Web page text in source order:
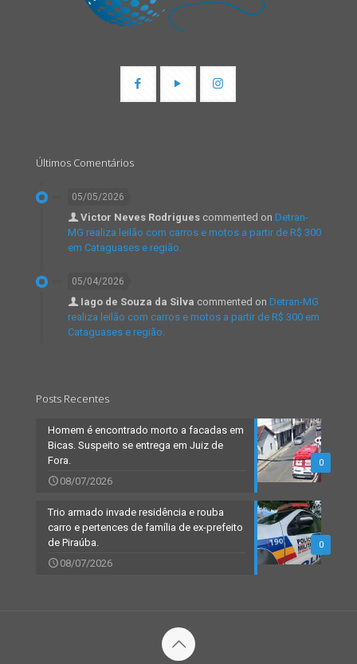
Últimos Comentários
05/05/2026
Victor Neves Rodrigues commented on Detran-
MG realiza leilão com carros e motos a partir de R$ 300
em Cataguases e região.
05/04/2026
Iago de Souza da Silva commented on Detran-MG
realiza leilão com carros e motos a partir de R$ 300 em
Cataguases e região.
Posts Recentes
0
Homem é encontrado morto a facadas em
Bicas. Suspeito se entrega em Juiz de
Fora.
08/07/2026
0
Trio armado invade residência e rouba
carro e pertences de família de ex-prefeito
de Piraúba.
08/07/2026